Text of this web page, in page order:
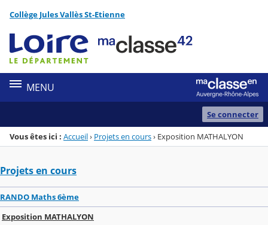
Menu de la rubrique
Contenu
Collège Jules Vallès St-Etienne
MENU
Se connecter
Vous êtes ici : Accueil› Projets en cours› Exposition MATHALYON
Projets en cours
RANDO Maths 6ème
Exposition MATHALYON